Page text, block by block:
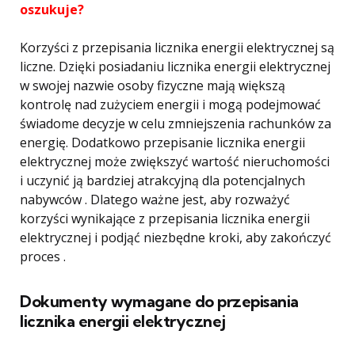
oszukuje?
Korzyści z przepisania licznika energii elektrycznej są
liczne. Dzięki posiadaniu licznika energii elektrycznej
w swojej nazwie osoby fizyczne mają większą
kontrolę nad zużyciem energii i mogą podejmować
świadome decyzje w celu zmniejszenia rachunków za
energię. Dodatkowo przepisanie licznika energii
elektrycznej może zwiększyć wartość nieruchomości
i uczynić ją bardziej atrakcyjną dla potencjalnych
nabywców . Dlatego ważne jest, aby rozważyć
korzyści wynikające z przepisania licznika energii
elektrycznej i podjąć niezbędne kroki, aby zakończyć
proces .
Dokumenty wymagane do przepisania
licznika energii elektrycznej